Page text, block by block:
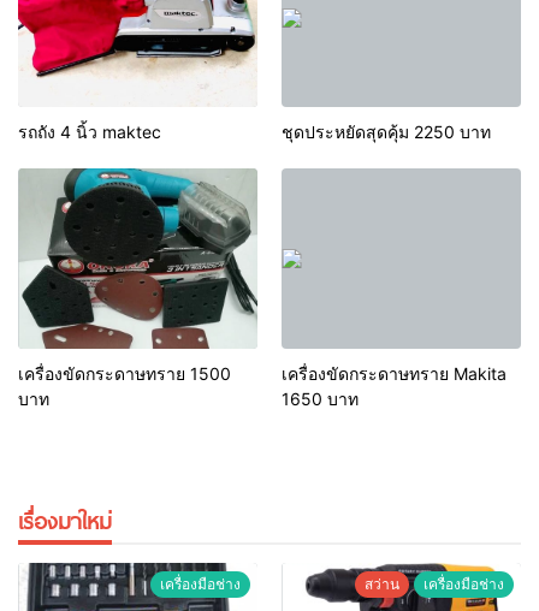
รถถัง 4 นิ้ว maktec ชุดประหยัดสุดคุ้ม 2250 บาท
เครื่องขัดกระดาษทราย 1500
บาท
เครื่องขัดกระดาษทราย Makita
1650 บาท
เรื่องมาใหม่
เครื่องมือช่าง สว่าน เครื่องมือช่าง